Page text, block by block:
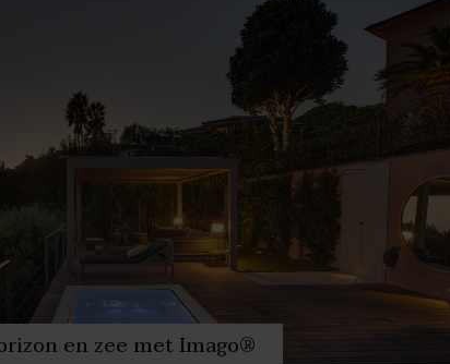
en zee met Imago®